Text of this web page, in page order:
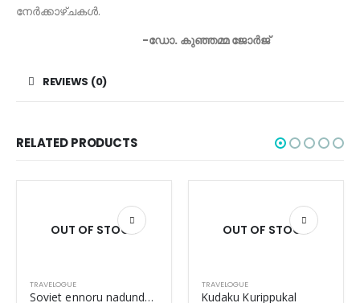
നേർക്കാഴ്ചകൾ.
-ഡോ. കുഞ്ഞമ്മ ജോർജ്‌
REVIEWS (0)
RELATED PRODUCTS
OUT OF STOCK
TRAVELOGUE
Soviet ennoru nadundathre
OUT OF STOCK
TRAVELOGUE
Kudaku Kurippukal